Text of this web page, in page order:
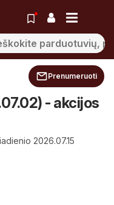
Prenumeruoti
- akcijos
2026.07.15